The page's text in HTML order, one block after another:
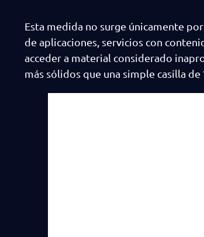
Esta medida no surge únicamente
de aplicaciones, servicios con
acceder a material considerado
más sólidos que una simple casilla de